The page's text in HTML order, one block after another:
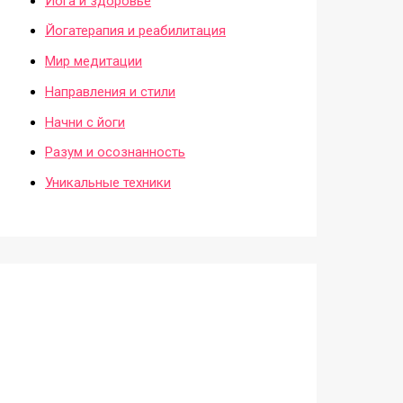
Йогатерапия и реабилитация
Мир медитации
Направления и стили
Начни с йоги
Разум и осознанность
Уникальные техники